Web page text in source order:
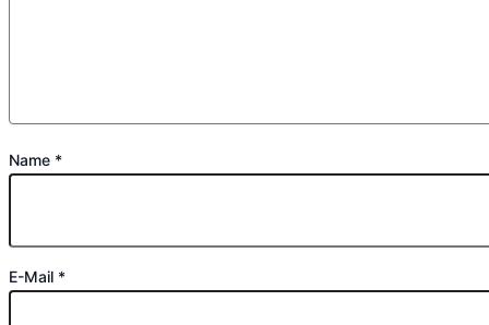
Name *
E-Mail *